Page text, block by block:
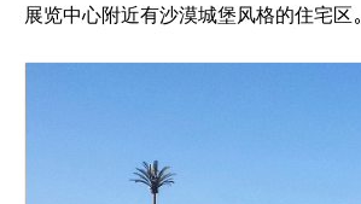
展览中心附近有沙漠城堡风格的住宅区。